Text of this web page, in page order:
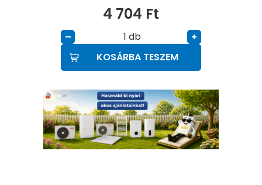
4 704 Ft
– db
+
KOSÁRBA TESZEM